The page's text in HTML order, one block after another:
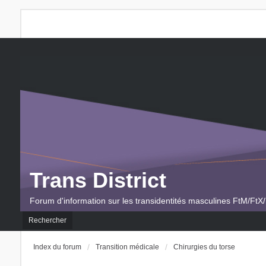
Trans District
Forum d'information sur les transidentités masculines FtM/
Rechercher
Index du forum Transition médicale Chirurgies du torse